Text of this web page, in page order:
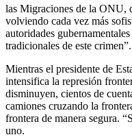
las Migraciones de la ONU,
volviendo cada vez más
autoridades
tradicionales de este crimen”.
Mientras el presidente de
intensifica la represión
disminuyen, cientos de
camiones cruzando la
frontera de manera segura.
uno.